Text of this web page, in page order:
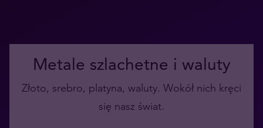
Metale szlachetne i waluty
Złoto, srebro, platyna, waluty. Wokół nich kręci
się nasz świat.